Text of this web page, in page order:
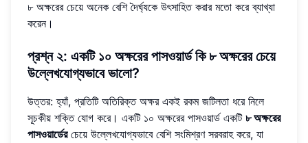
৮ অক্ষরের চেয়ে অনেক বেশি দৈর্ঘ্যকে উৎসাহিত করার মতো করে ব্যাখ্যা
করেন।
প্রশ্ন ২: একটি ১০ অক্ষরের পাসওয়ার্ড কি ৮ অক্ষরের চেয়ে
উল্লেখযোগ্যভাবে ভালো?
উত্তর: হ্যাঁ, প্রতিটি অতিরিক্ত অক্ষর একই রকম জটিলতা ধরে নিলে
সূচকীয় শক্তি যোগ করে। একটি ১০ অক্ষরের পাসওয়ার্ড একটি ৮ অক্ষরের
পাসওয়ার্ডেরচেয়ে উল্লেখযোগ্যভাবে বেশি সংমিশ্রণ সরবরাহ করে, যা